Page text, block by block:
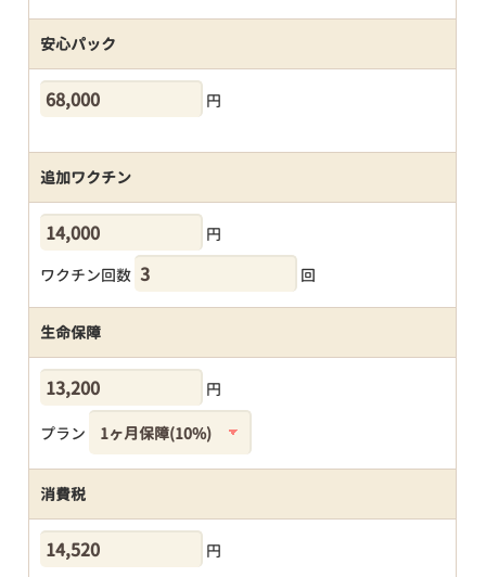
安心パック
円
追加ワクチン
円
ワクチン回数
回
生命保障
円
プラン
消費税
円